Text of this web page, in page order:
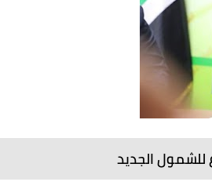
للشمول الجديد